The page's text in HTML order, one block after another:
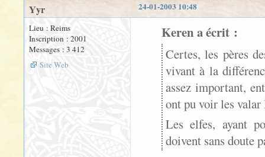
24-01-2003 10:48
Yyr
Lieu : Reims
Inscription : 2001
Messages : 3 412
Site Web
Keren a écrit :
Certes, les pères
vivant à la
assez important,
ont pu voir les
Les elfes, ayant
doivent sans doute